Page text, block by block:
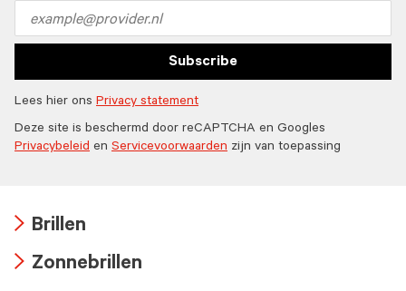
address
Subscribe
Lees hier ons Privacy statement
Deze site is beschermd door reCAPTCHA en Googles
Privacybeleid en Servicevoorwaarden zijn van toepassing
icon
Brillen
Zonnebrillen